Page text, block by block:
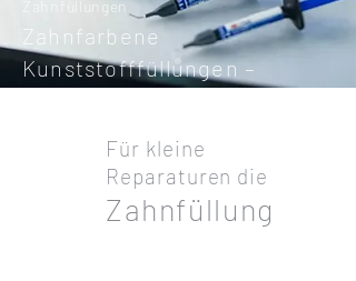
Zahnfüllungen
Zahnfarbene
Kunststofffüllungen –
Für kleine
Reparaturen die
Zahnfüllung